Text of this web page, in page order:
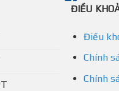
ĐIỀU
Điều
Chính
Chính